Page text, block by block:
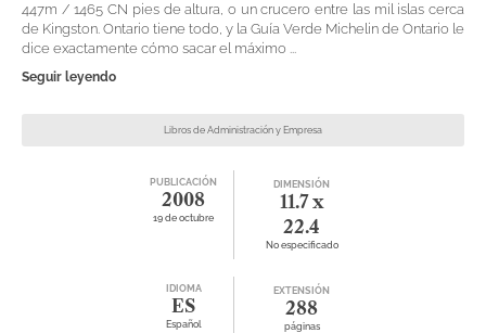
447m / 1465 CN pies de altura, o un crucero entre las mil islas cerca
de Kingston. Ontario tiene todo, y la Guía Verde Michelin de Ontario le
dice exactamente cómo sacar el máximo ...
Seguir leyendo
Libros de Administración y Empresa
PUBLICACIÓN
2008
19 de octubre
DIMENSIÓN
11.7 x
22.4
No especificado
IDIOMA
ES
Español
EXTENSIÓN
288
páginas